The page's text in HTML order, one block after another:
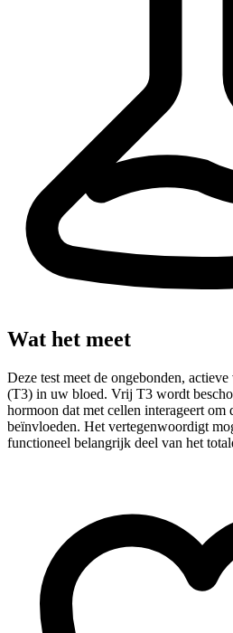
Wat het meet
Deze test meet de ongebonden,
(T3) in uw bloed. Vrij T3 wordt
hormoon dat met cellen interageert om
beïnvloeden. Het vertegenwoordigt
functioneel belangrijk deel van het